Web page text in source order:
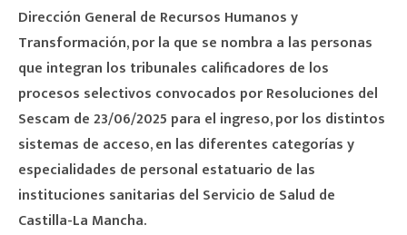
Dirección General de Recursos Humanos y
Transformación, por la que se nombra a las personas
que integran los tribunales calificadores de los
procesos selectivos convocados por Resoluciones del
Sescam de 23/06/2025 para el ingreso, por los distintos
sistemas de acceso, en las diferentes categorías y
especialidades de personal estatuario de las
instituciones sanitarias del Servicio de Salud de
Castilla-La Mancha.